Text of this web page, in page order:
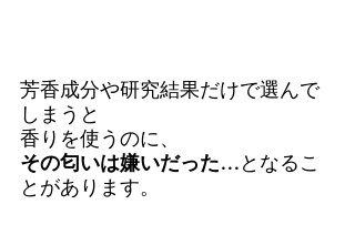
芳香成分や研究結果だけで選んで
しまうと
香りを使うのに、
その匂いは嫌いだった…となるこ
とがあります。